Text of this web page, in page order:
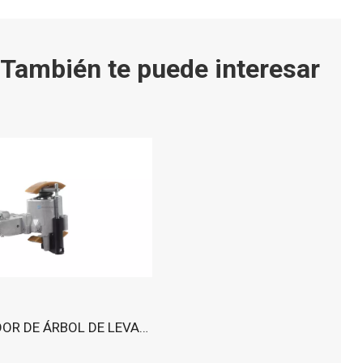
También te puede interesar
AJUSTADOR DE ÁRBOL DE LEVAS Para AUDI 2000-2006